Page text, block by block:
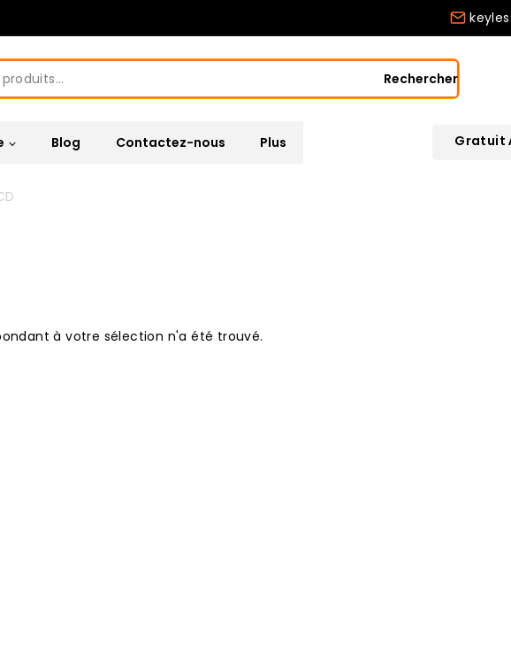
Rechercher
Blog Contactez-nous Plus Gratuit
à votre sélection n'a été trouvé.